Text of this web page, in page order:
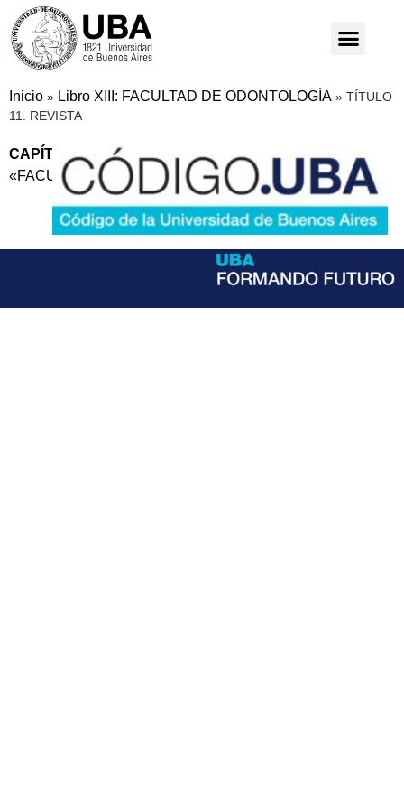
Inicio » Libro XIII: FACULTAD DE ODONTOLOGÍA » TÍTULO
11. REVISTA
CAPÍTULO A:
REGLAMENTO DE LA REVISTA DE LA
«FACULTAD DE ODONTOLOGIA DE BS AS»